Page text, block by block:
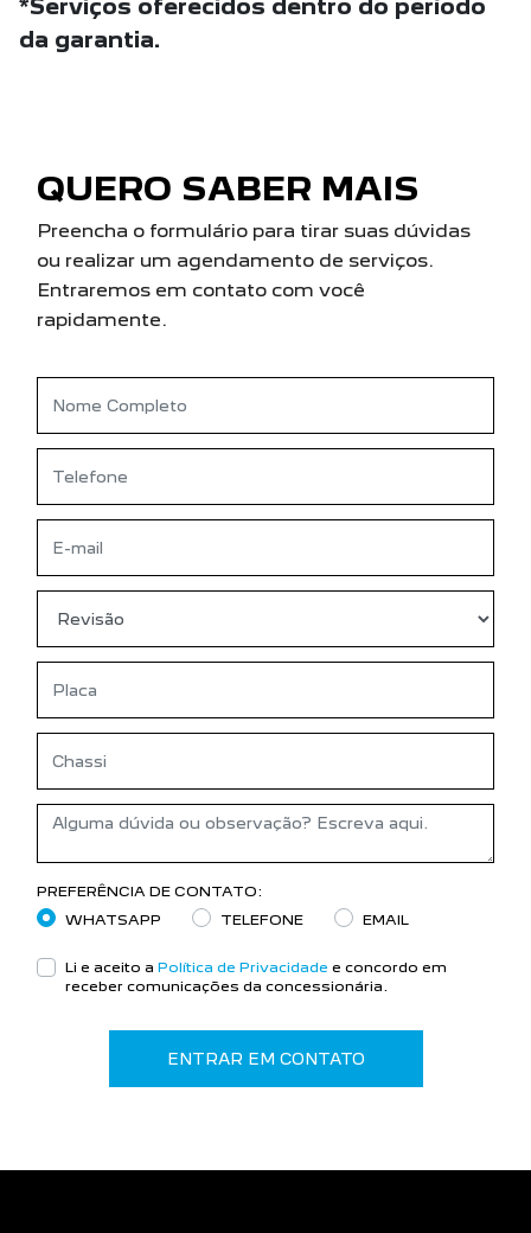
*Serviços oferecidos dentro do período
da garantia.
QUERO SABER MAIS
Preencha o formulário para tirar suas dúvidas
ou realizar um agendamento de serviços.
Entraremos em contato com você
rapidamente.
PREFERÊNCIA DE CONTATO:
WHATSAPP
TELEFONE EMAIL
Li e aceito a Política de Privacidade e concordo em
receber comunicações da concessionária.
ENTRAR EM CONTATO